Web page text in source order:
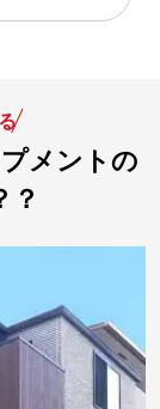
メントの
？